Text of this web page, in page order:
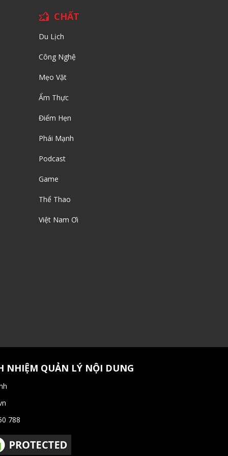
CHẤT
Du Lịch
Công Nghệ
Mẹo Vặt
Ẩm Thực
Điểm Hẹn
Phái Mạnh
Podcast
Game
Thể Thao
Việt Nam Ơi
NHIỆM QUẢN LÝ NỘI DUNG
788